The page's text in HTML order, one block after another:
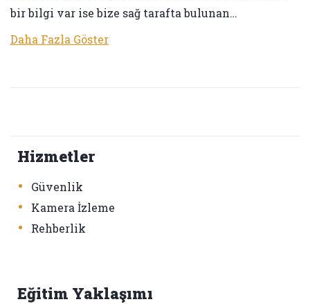
bir bilgi var ise bize sağ tarafta bulunan…
Daha Fazla Göster
Hizmetler
• Güvenlik
• Kamera İzleme
• Rehberlik
Eğitim Yaklaşımı